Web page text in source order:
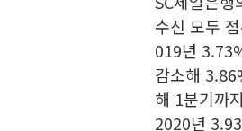
수신 모두
019년
감소해
해 1분기까
2020년